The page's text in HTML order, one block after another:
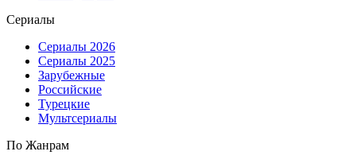
Сериалы
Сериалы 2026
Сериалы 2025
Зарубежные
Российские
Турецкие
Мультсериалы
По Жанрам